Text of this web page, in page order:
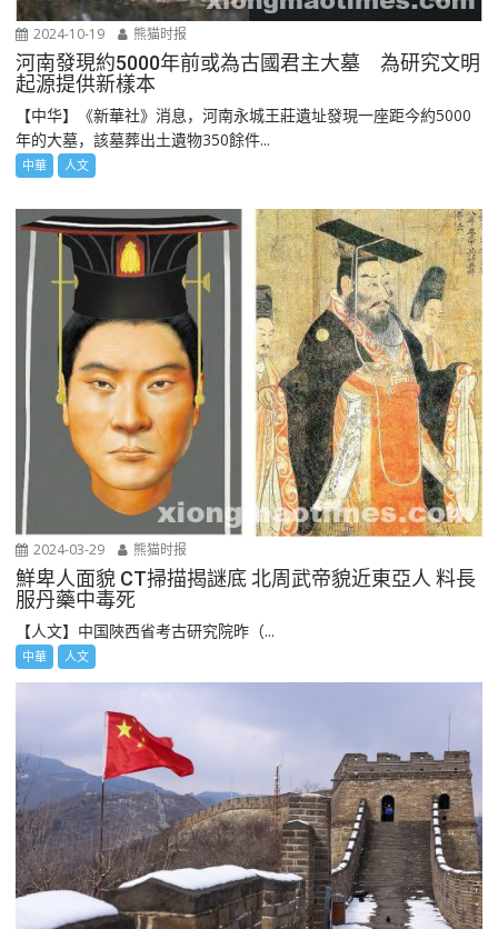
2024-10-19 熊猫时报
河南發現約5000年前或為古國君主大墓 為研究文明
起源提供新樣本
【中华】《新華社》消息，河南永城王莊遺址發現一座距今約5000
年的大墓，該墓葬出土遺物350餘件...
中華 人文
2024-03-29 熊猫时报
鮮卑人面貌 CT掃描揭謎底 北周武帝貌近東亞人 料長
服丹藥中毒死
【人文】中国陜西省考古研究院昨（...
中華 人文